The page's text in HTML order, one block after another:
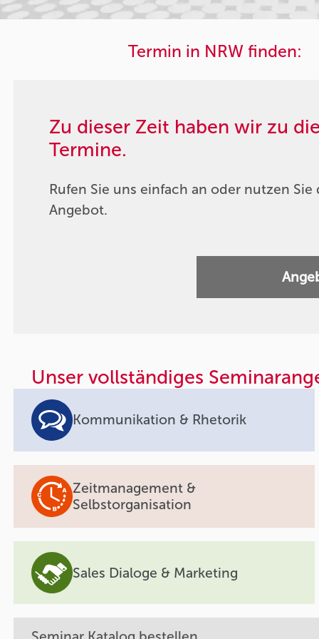
Termin in NRW finden:
Zu dieser Zeit haben wir zu
Termine.
Rufen Sie uns einfach an oder nutzen
Angebot.
Unser vollständiges
Kommunikation & Rhetorik
Zeitmanagement &
Selbstorganisation
Sales Dialoge & Marketing